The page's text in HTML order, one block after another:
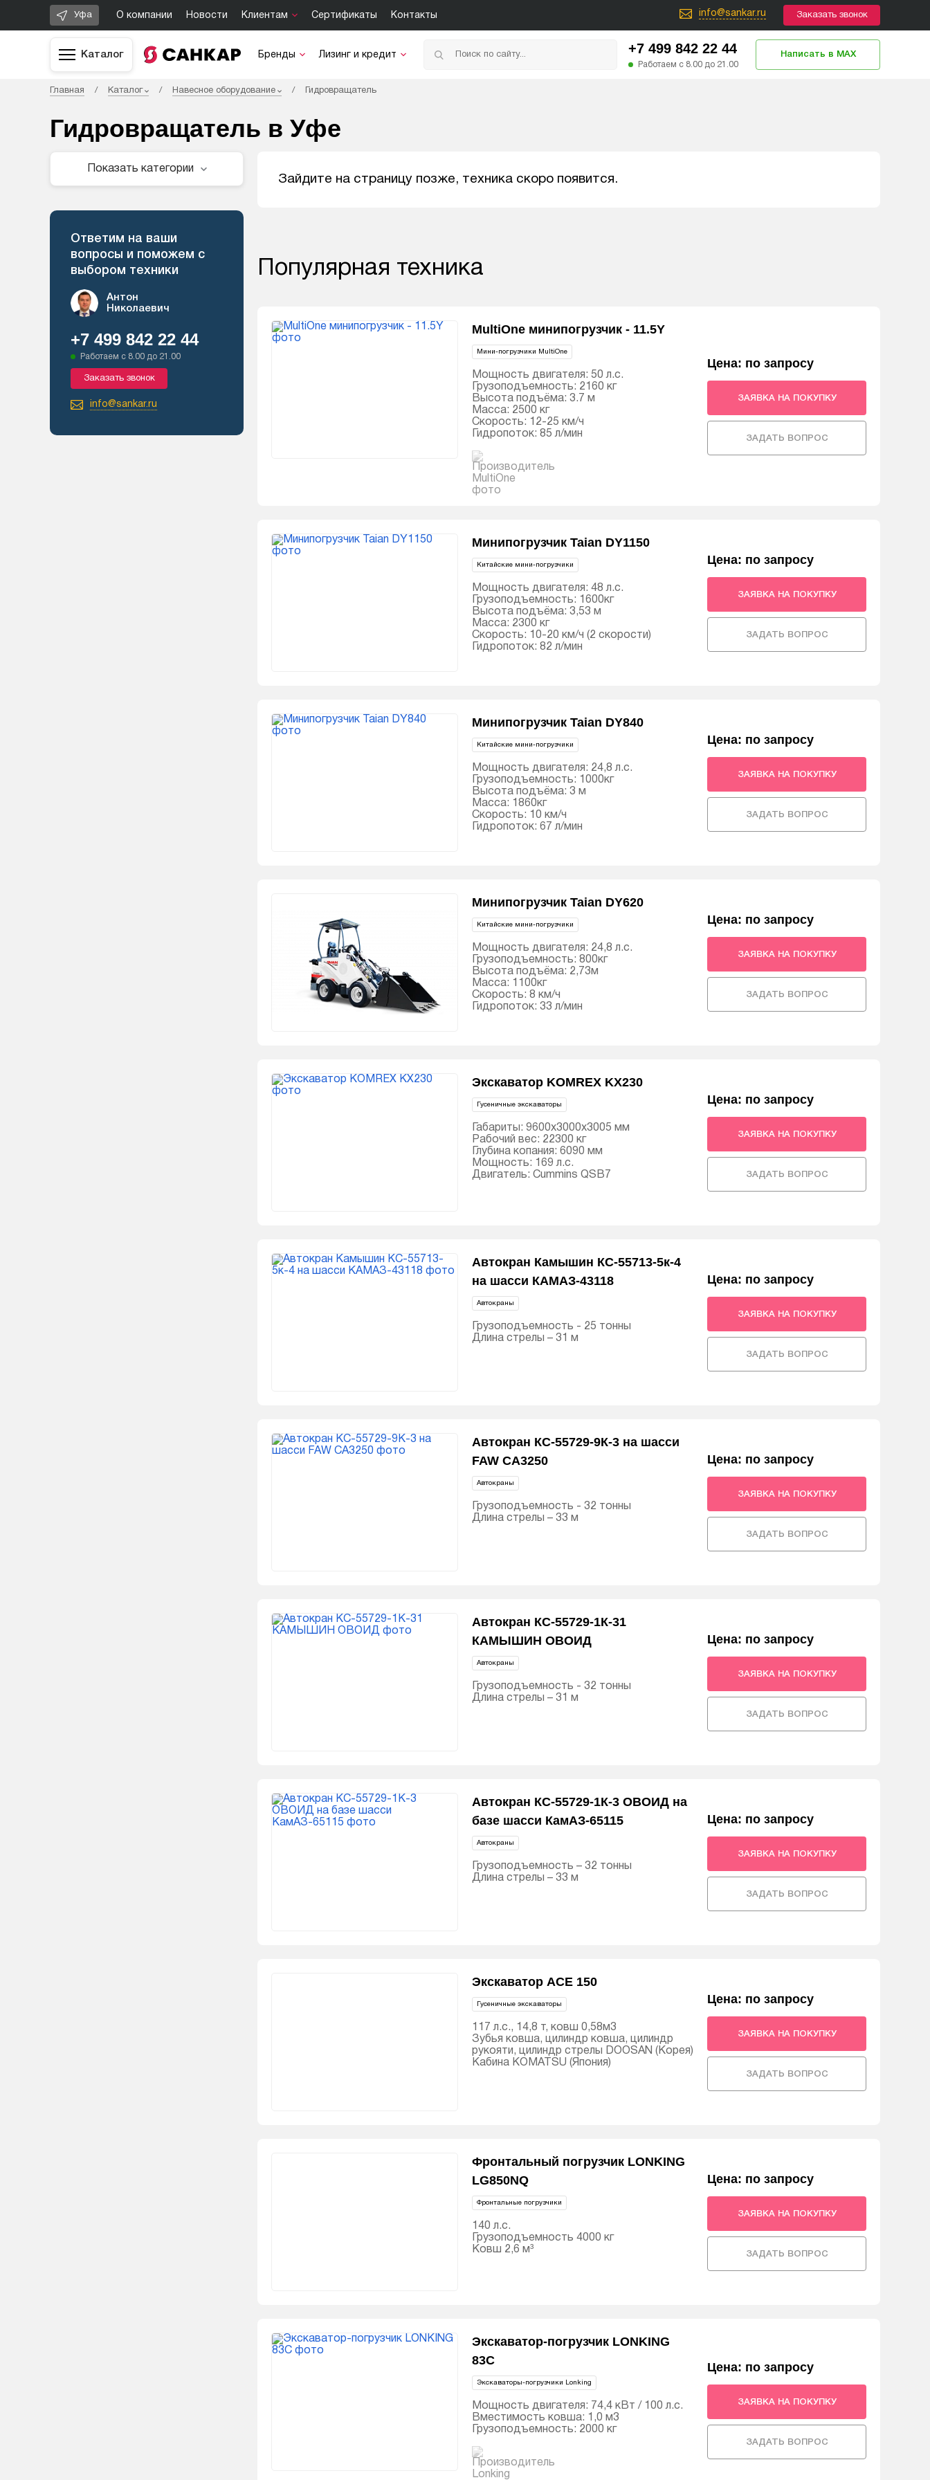
Уфа О компании Новости Клиентам Сертификаты Контакты info@sankar.ru Заказать звонок
Каталог Бренды Лизинг и кредит +7 499 842 22 44
Работаем с 8.00 до 21.00
Написать в MAX
Главная / Каталог / Навесное оборудование / Гидровращатель
Гидровращатель в Уфе
Показать категории
Ответим на ваши
вопросы и поможем с
выбором техники
Антон
Николаевич
+7 499 842 22 44
Работаем с 8.00 до 21.00
Заказать звонок
info@sankar.ru
Зайдите на страницу позже, техника скоро появится.
Популярная техника
MultiOne минипогрузчик - 11.5Y
Мини-погрузчики MultiOne
Мощность двигателя: 50 л.с.
Грузоподъемность: 2160 кг
Высота подъёма: 3.7 м
Масса: 2500 кг
Скорость: 12-25 км/ч
Гидропоток: 85 л/мин
Цена: по запросу
ЗАЯВКА НА ПОКУПКУ
ЗАДАТЬ ВОПРОС
Минипогрузчик Taian DY1150
Китайские мини-погрузчики
Мощность двигателя: 48 л.с.
Грузоподъемность: 1600кг
Высота подъёма: 3,53 м
Масса: 2300 кг
Скорость: 10-20 км/ч (2 скорости)
Гидропоток: 82 л/мин
Цена: по запросу
ЗАЯВКА НА ПОКУПКУ
ЗАДАТЬ ВОПРОС
Минипогрузчик Taian DY840
Китайские мини-погрузчики
Мощность двигателя: 24,8 л.с.
Грузоподъемность: 1000кг
Высота подъёма: 3 м
Масса: 1860кг
Скорость: 10 км/ч
Гидропоток: 67 л/мин
Цена: по запросу
ЗАЯВКА НА ПОКУПКУ
ЗАДАТЬ ВОПРОС
Минипогрузчик Taian DY620
Китайские мини-погрузчики
Мощность двигателя: 24,8 л.с.
Грузоподъемность: 800кг
Высота подъёма: 2,73м
Масса: 1100кг
Скорость: 8 км/ч
Гидропоток: 33 л/мин
Цена: по запросу
ЗАЯВКА НА ПОКУПКУ
ЗАДАТЬ ВОПРОС
Экскаватор KOMREX KX230
Гусеничные экскаваторы
Габариты: 9600х3000х3005 мм
Рабочий вес: 22300 кг
Глубина копания: 6090 мм
Мощность: 169 л.с.
Двигатель: Cummins QSB7
Цена: по запросу
ЗАЯВКА НА ПОКУПКУ
ЗАДАТЬ ВОПРОС
Автокран Камышин КС-55713-5к-4
на шасси КАМАЗ-43118
Автокраны
Грузоподъемность - 25 тонны
Длина стрелы – 31 м
Цена: по запросу
ЗАЯВКА НА ПОКУПКУ
ЗАДАТЬ ВОПРОС
Автокран КС-55729-9К-3 на шасси
FAW CA3250
Автокраны
Грузоподъемность - 32 тонны
Длина стрелы – 33 м
Цена: по запросу
ЗАЯВКА НА ПОКУПКУ
ЗАДАТЬ ВОПРОС
Автокран КС-55729-1К-31
КАМЫШИН ОВОИД
Автокраны
Грузоподъемность - 32 тонны
Длина стрелы – 31 м
Цена: по запросу
ЗАЯВКА НА ПОКУПКУ
ЗАДАТЬ ВОПРОС
Автокран КС-55729-1К-3 ОВОИД на
базе шасси КамАЗ-65115
Автокраны
Грузоподъемность – 32 тонны
Длина стрелы – 33 м
Цена: по запросу
ЗАЯВКА НА ПОКУПКУ
ЗАДАТЬ ВОПРОС
Экскаватор ACE 150
Гусеничные экскаваторы
117 л.с., 14,8 т, ковш 0,58м3
Зубья ковша, цилиндр ковша, цилиндр
рукояти, цилиндр стрелы DOOSAN (Корея)
Кабина KOMATSU (Япония)
Цена: по запросу
ЗАЯВКА НА ПОКУПКУ
ЗАДАТЬ ВОПРОС
Фронтальный погрузчик LONKING
LG850NQ
Фронтальные погрузчики
140 л.с.
Грузоподъемность 4000 кг
Ковш 2,6 м³
Цена: по запросу
ЗАЯВКА НА ПОКУПКУ
ЗАДАТЬ ВОПРОС
Экскаватор-погрузчик LONKING
83C
Экскаваторы-погрузчики Lonking
Мощность двигателя: 74,4 кВт / 100 л.с.
Вместимость ковша: 1,0 м3
Грузоподъемность: 2000 кг
Цена: по запросу
ЗАЯВКА НА ПОКУПКУ
ЗАДАТЬ ВОПРОС